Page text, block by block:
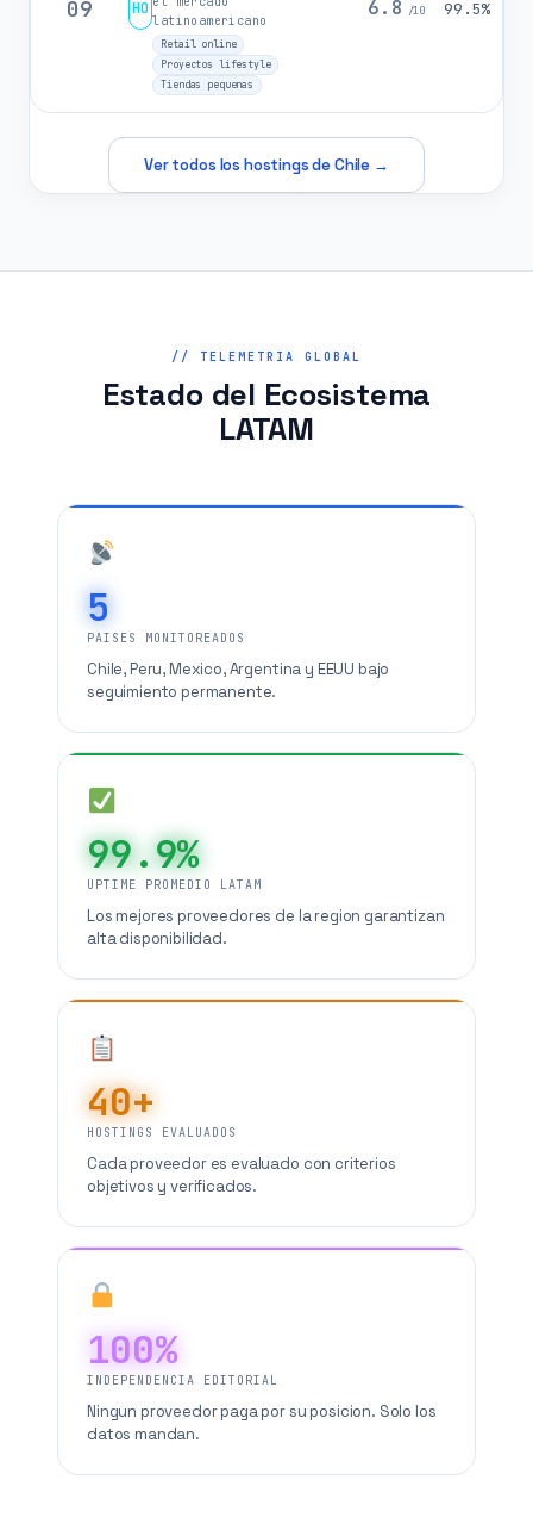
09 HO
latinoamericano
Retail online
Proyectos lifestyle
Tiendas pequenas
6.8 /10 99.5%
Ver todos los hostings de Chile →
// TELEMETRIA GLOBAL
Estado del Ecosistema
LATAM
5
PAISES MONITOREADOS
Chile, Peru, Mexico, Argentina y EEUU bajo
seguimiento permanente.
99.9%
UPTIME PROMEDIO LATAM
Los mejores proveedores de la region garantizan
alta disponibilidad.
40+
HOSTINGS EVALUADOS
Cada proveedor es evaluado con criterios
objetivos y verificados.
100%
INDEPENDENCIA EDITORIAL
Ningun proveedor paga por su posicion. Solo los
datos mandan.